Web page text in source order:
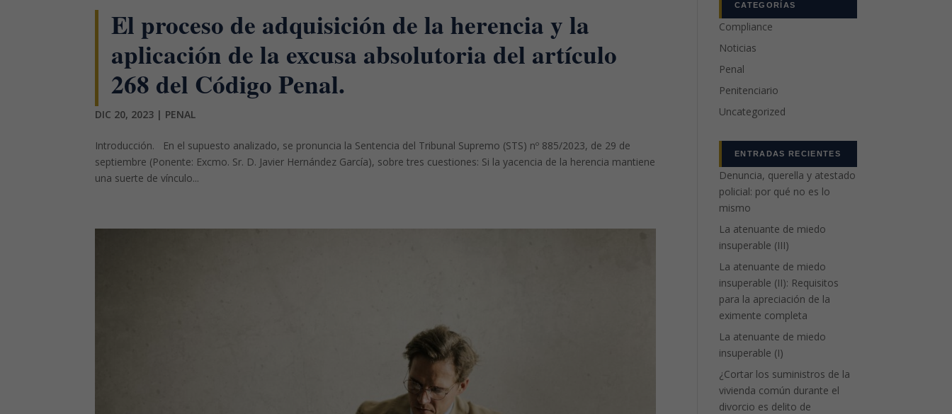
El proceso de adquisición de la herencia y la
aplicación de la excusa absolutoria del artículo
268 del Código Penal.
DIC 20, 2023 | PENAL
Introducción. En el supuesto analizado, se pronuncia la Sentencia del Tribunal Supremo (STS) nº 885/2023, de 29 de
septiembre (Ponente: Excmo. Sr. D. Javier Hernández García), sobre tres cuestiones: Si la yacencia de la herencia mantiene
una suerte de vínculo...
CATEGORÍAS
Compliance
Noticias
Penal
Penitenciario
Uncategorized
ENTRADAS RECIENTES
Denuncia, querella y atestado
policial: por qué no es lo
mismo
La atenuante de miedo
insuperable (III)
La atenuante de miedo
insuperable (II): Requisitos
para la apreciación de la
eximente completa
La atenuante de miedo
insuperable (I)
¿Cortar los suministros de la
vivienda común durante el
divorcio es delito de